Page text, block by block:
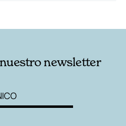
newsletter